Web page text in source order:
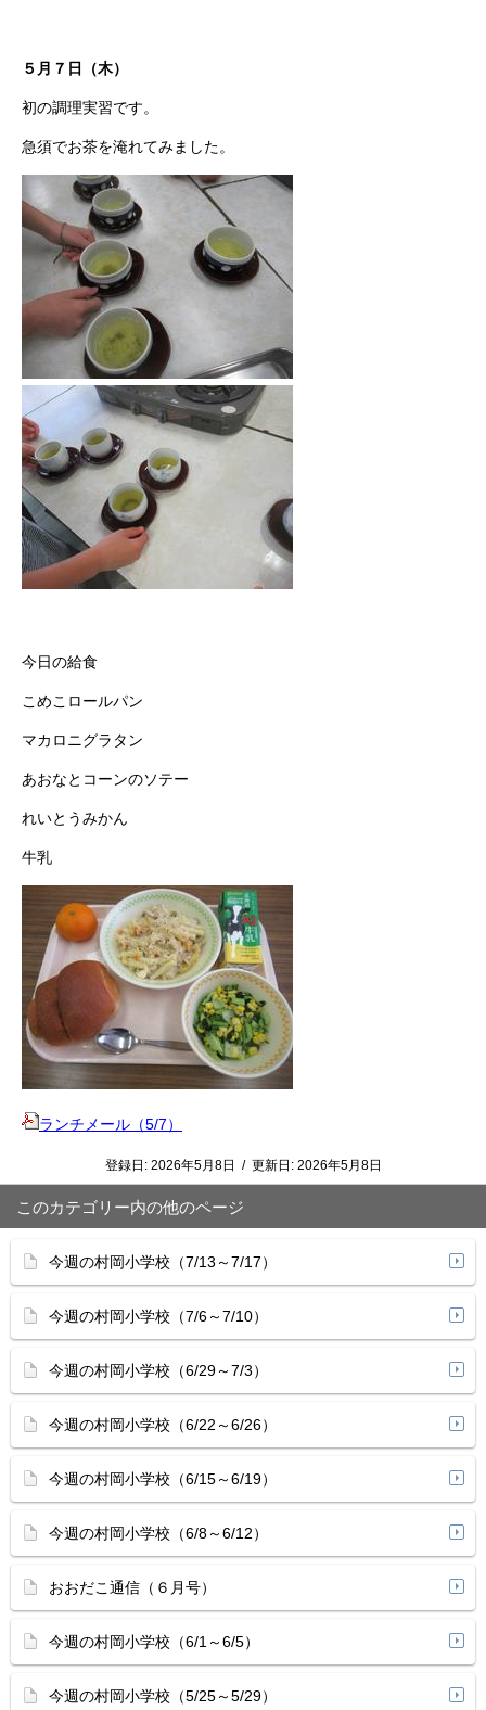
５月７日（木）
初の調理実習です。
急須でお茶を淹れてみました。
今日の給食
こめこロールパン
マカロニグラタン
あおなとコーンのソテー
れいとうみかん
牛乳
ランチメール（5/7）
登録日: 2026年5月8日 / 更新日: 2026年5月8日
このカテゴリー内の他のページ
今週の村岡小学校（7/13～7/17）
今週の村岡小学校（7/6～7/10）
今週の村岡小学校（6/29～7/3）
今週の村岡小学校（6/22～6/26）
今週の村岡小学校（6/15～6/19）
今週の村岡小学校（6/8～6/12）
おおだこ通信（６月号）
今週の村岡小学校（6/1～6/5）
今週の村岡小学校（5/25～5/29）